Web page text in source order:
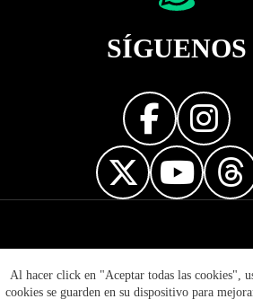
Al hacer click en "Aceptar todas las cookies",
cookies se guarden en su dispositivo para
SÍGUENOS